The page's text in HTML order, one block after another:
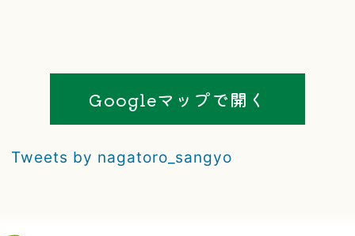
Googleマップで開く
Tweets by nagatoro_sangyo